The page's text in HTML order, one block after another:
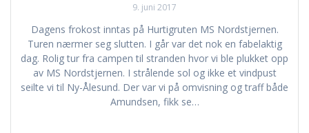
9. juni 2017
Dagens frokost inntas på Hurtigruten MS Nordstjernen.
Turen nærmer seg slutten. I går var det nok en fabelaktig
dag. Rolig tur fra campen til stranden hvor vi ble plukket opp
av MS Nordstjernen. I strålende sol og ikke et vindpust
seilte vi til Ny-Ålesund. Der var vi på omvisning og traff både
Amundsen, fikk se…